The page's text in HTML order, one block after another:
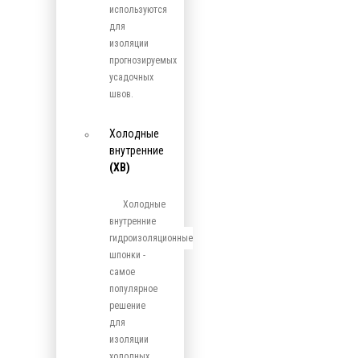
используются
для
изоляции
прогнозируемых
усадочных
швов.
Холодные
внутренние
(ХВ)
Холодные
внутренние
гидроизоляционные
шпонки -
самое
популярное
решение
для
изоляции